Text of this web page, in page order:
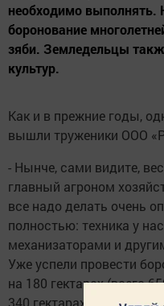
необходимо выполнять.
боронование
зяби. Земледельцы
культур.
Как и в прежние годы,
вышли труженики ООО
- Нынче, сами видите,
главный агроном
все надо делать очень
полностью: техника у
механизаторами и
Уже успели провести
на 180 гектарах (всего
340 гектарах.